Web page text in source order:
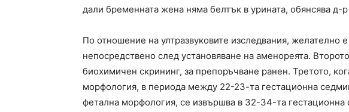
дали бременната жена няма белтък в урината, обянсява д-
По отношение на ултразвуковите изследвания, желателно
непосредствено след установяване на аменореята.
биохимичен скрининг, за препоръчване ранен. Третото,
морфология, в периода между 22-23-та гестационна
фетална морфология, се извършва в 32-34-та гестационна